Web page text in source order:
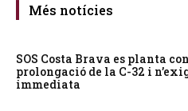
Més notícies
SOS Costa Brava es planta
prolongació de la C-32 i
immediata